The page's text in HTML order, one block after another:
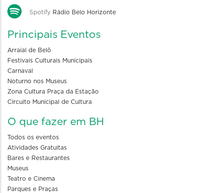
Spotify Rádio Belo Horizonte
Principais Eventos
Arraial de Belô
Festivais Culturais Municipais
Carnaval
Noturno nos Museus
Zona Cultura Praça da Estação
Circuito Municipal de Cultura
O que fazer em BH
Todos os eventos
Atividades Gratuitas
Bares e Restaurantes
Museus
Teatro e Cinema
Parques e Praças